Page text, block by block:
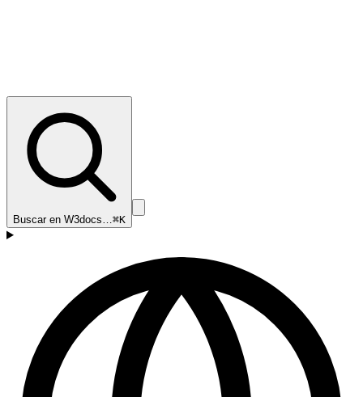
Buscar en W3docs…⌘K